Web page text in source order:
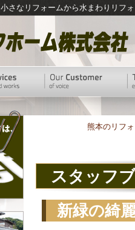
小さなリフォームから水まわりリフ
熊本のリフ
スタッフ
新緑の綺